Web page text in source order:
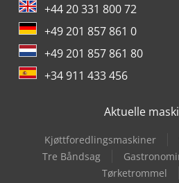
+44 20 331 800 72
+49 201 857 861 0
+49 201 857 861 80
+34 911 433 456
Aktuelle
Kjøttforedlingsmaskiner
Tre Båndsag
Tørketrommel